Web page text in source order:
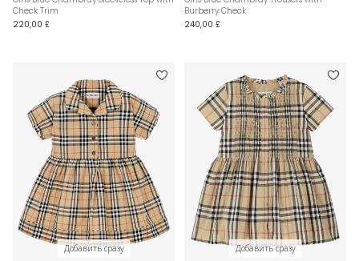
Check Trim
220,00 £
Burberry Check
240,00 £
Добавить сразу Добавить сразу